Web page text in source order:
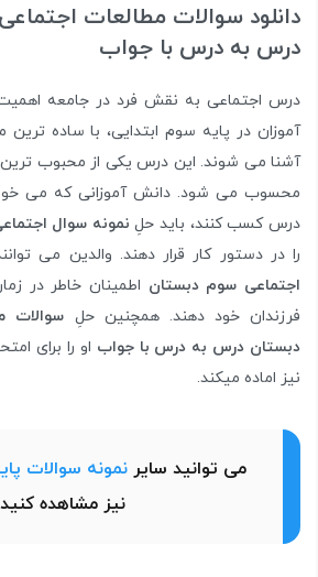
دانلود سوالات مطالعات
درس به درس با جواب
درس اجتماعی به نقش فرد در جامعه
آموزان در پایه سوم ابتدایی، با ساده
آشنا می شوند. این درس یکی از محبوب ترین
محسوب می شود. دانش آموزانی که می
درس کسب کنند، باید حلِ نمونه سوال
را در دستور کار قرار دهند. والدین می
اجتماعی سوم دبستان اطمینان خاطر در
فرزندان خود دهند. همچنین حلِ سوالات
دبستان درس به درس با جواب او را برای
نیز اماده میکند.
می توانید سایرنمونه سوالات
نیز مشاهده